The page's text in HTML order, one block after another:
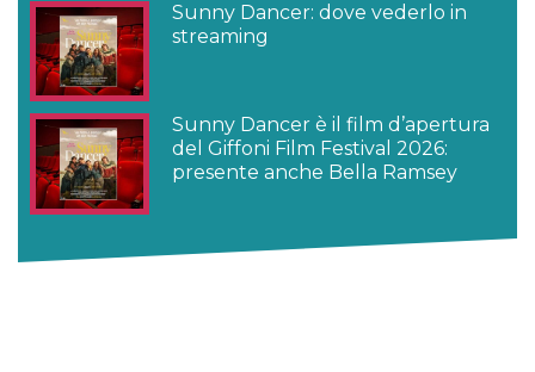
Sunny Dancer: dove vederlo in
streaming
Sunny Dancer è il film d’apertura
del Giffoni Film Festival 2026:
presente anche Bella Ramsey